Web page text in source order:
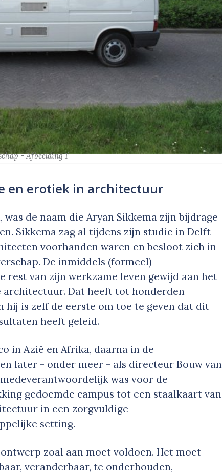
- Afbeelding 1’
en erotiek in architectuur
de naam die Aryan Sikkema zijn bijdrage
Sikkema zag al tijdens zijn studie in Delft
voorhanden waren en besloot zich in
De inmiddels (formeel)
rest van zijn werkzame leven gewijd aan het
Dat heeft tot honderden
hij is zelf de eerste om toe te geven dat dit
heeft geleid.
in Azië en Afrika, daarna in de
later - onder meer - als directeur Bouw van
was voor de
gedoemde campus tot een staalkaart van
in een zorgvuldige
setting.
zoal aan moet voldoen. Het moet
veranderbaar, te onderhouden,